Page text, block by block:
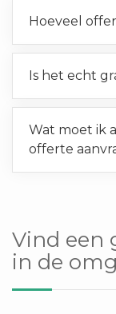
Hoeveel
Is het echt
Wat moet ik
offerte
Vind een
in de